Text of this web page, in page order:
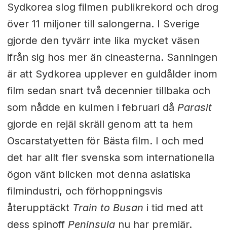
Sydkorea slog filmen publikrekord och drog
över 11 miljoner till salongerna. I Sverige
gjorde den tyvärr inte lika mycket väsen
ifrån sig hos mer än cineasterna. Sanningen
är att Sydkorea upplever en guldålder inom
film sedan snart två decennier tillbaka och
som nådde en kulmen i februari då Parasit
gjorde en rejäl skräll genom att ta hem
Oscarstatyetten för Bästa film. I och med
det har allt fler svenska som internationella
ögon vänt blicken mot denna asiatiska
filmindustri, och förhoppningsvis
återupptäckt Train to Busan i tid med att
dess spinoff Peninsulanu har premiär.